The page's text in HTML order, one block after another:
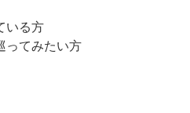
いる方
ってみたい方